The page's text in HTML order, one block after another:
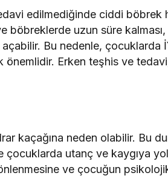
edilmediğinde ciddi böbrek
böbreklerde uzun süre
açabilir. Bu nedenle,
önemlidir. Erken teşhis ve
kaçağına neden olabilir. Bu
çocuklarda utanç ve kaygıya
ve çocuğun psikolojik